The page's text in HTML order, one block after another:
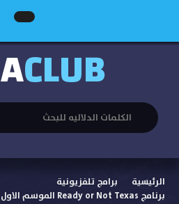
CLUB
الرئيسية
برامج تلفزيونية
برنامج Ready or Not Texas الموسم الاول الحلقة 5 مترجمة